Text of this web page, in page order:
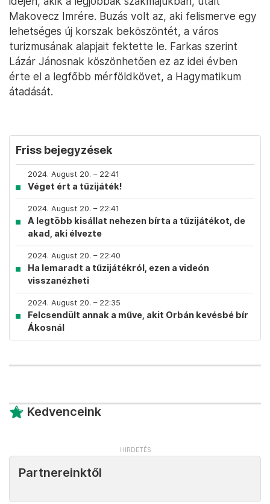
Makovecz Imrére. Buzás volt az, aki felismerve egy
lehetséges új korszak beköszöntét, a város
turizmusának alapjait fektette le. Farkas szerint
Lázár Jánosnak köszönhetően ez az idei évben
érte el a legfőbb mérföldkövet, a Hagymatikum
átadását.
Friss bejegyzések
2024. August 20. – 22:41
Véget ért a tűzijáték!
2024. August 20. – 22:41
A legtöbb kisállat nehezen bírta a tűzijátékot, de
akad, aki élvezte
2024. August 20. – 22:40
Ha lemaradt a tűzijátékról, ezen a videón
visszanézheti
2024. August 20. – 22:35
Felcsendült annak a műve, akit Orbán kevésbé bír
Ákosnál
Kedvenceink
Partnereinktől